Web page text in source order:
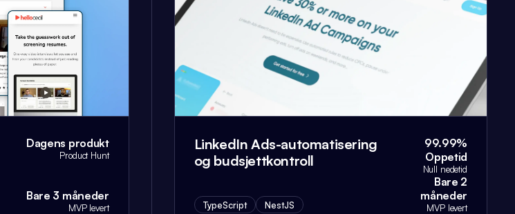
Dagens produkt
Product Hunt
Bare 3 måneder
MVP levert
LinkedIn Ads-automatisering
og budsjettkontroll
TypeScript NestJS
99.99%
Oppetid
Null nedetid
Bare 2
måneder
MVP levert